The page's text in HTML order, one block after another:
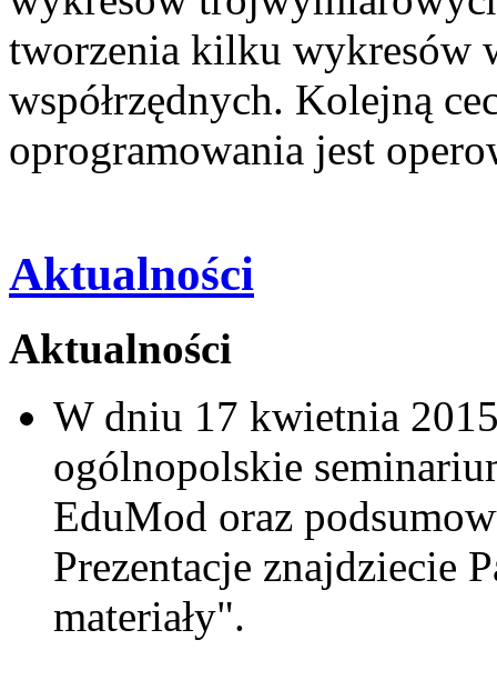
tworzenia kilku wykresów
współrzędnych. Kolejną
oprogramowania jest
Aktualności
Aktualności
W dniu 17 kwietnia
ogólnopolskie
EduMod oraz
Prezentacje znajdziecie
materiały".